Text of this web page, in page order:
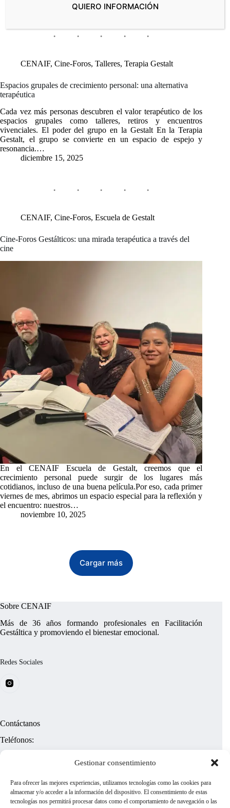
Gestionar consentimiento
Para ofrecer las mejores experiencias, utilizamos tecnologías como las cookies para
almacenar y/o acceder a la información del dispositivo. El consentimiento de estas
tecnologías nos permitirá procesar datos como el comportamiento de navegación o las
CENAIF, Cine-Foros, Talleres, Terapia Gestalt
Espacios grupales de crecimiento personal: una alternativa
terapéutica
Cada vez más personas descubren el valor terapéutico de los
espacios grupales como talleres, retiros y encuentros
vivenciales. El poder del grupo en la Gestalt En la Terapia
Gestalt, el grupo se convierte en un espacio de espejo y
resonancia.…
diciembre 15, 2025
CENAIF, Cine-Foros, Escuela de Gestalt
Cine-Foros Gestálticos: una mirada terapéutica a través del
cine
En el CENAIF Escuela de Gestalt, creemos que el
crecimiento personal puede surgir de los lugares más
cotidianos, incluso de una buena película.Por eso, cada primer
viernes de mes, abrimos un espacio especial para la reflexión y
el encuentro: nuestros…
noviembre 10, 2025
Cargar más
Sobre CENAIF
Más de 36 años formando profesionales en Facilitación
Gestáltica y promoviendo el bienestar emocional.
Redes Sociales
Contáctanos
Teléfonos:
¿Tienes dudas?
cenaif@gmail.com
QUIERO INFORMACIÓN